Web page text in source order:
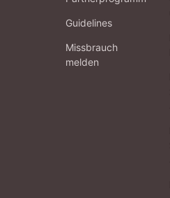
Guidelines
Missbrauch
melden